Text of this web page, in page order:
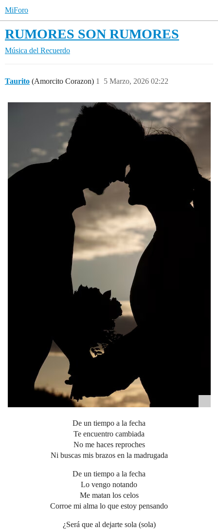
MiForo
RUMORES SON RUMORES
Música del Recuerdo
Taurito (Amorcito Corazon) 5 Marzo, 2026 02:22
1
De un tiempo a la fecha
Te encuentro cambiada
No me haces reproches
Ni buscas mis brazos en la madrugada
De un tiempo a la fecha
Lo vengo notando
Me matan los celos
Corroe mi alma lo que estoy pensando
¿Será que al dejarte sola (sola)